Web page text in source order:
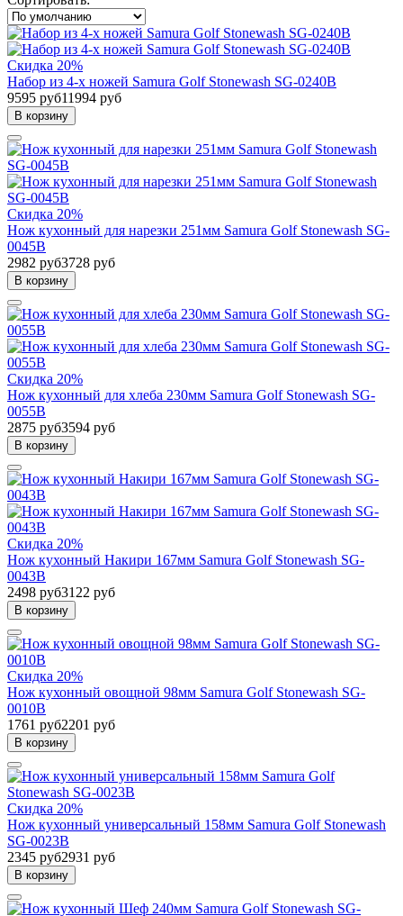
Скидка 20%
Набор из 4-x ножей Samura Golf Stonewash SG-0240B
9595 руб11994 руб
В корзину
Скидка 20%
Нож кухонный для нарезки 251мм Samura Golf Stonewash SG-
0045B
2982 руб3728 руб
В корзину
Скидка 20%
Нож кухонный для хлеба 230мм Samura Golf Stonewash SG-
0055B
2875 руб3594 руб
В корзину
Скидка 20%
Нож кухонный Накири 167мм Samura Golf Stonewash SG-
0043B
2498 руб3122 руб
В корзину
Скидка 20%
Нож кухонный овощной 98мм Samura Golf Stonewash SG-
0010B
1761 руб2201 руб
В корзину
Скидка 20%
Нож кухонный универсальный 158мм Samura Golf Stonewash
SG-0023B
2345 руб2931 руб
В корзину